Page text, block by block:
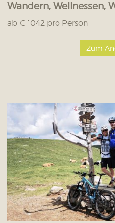
Wandern, Wellnessen,
ab € 1042 pro Person
Zum